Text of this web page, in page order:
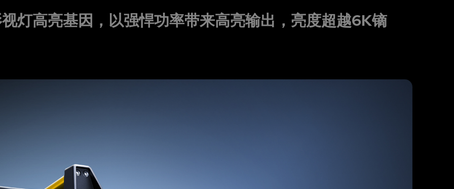
灯高亮基因，以强悍功率带来高亮输出，亮度超越6K镝